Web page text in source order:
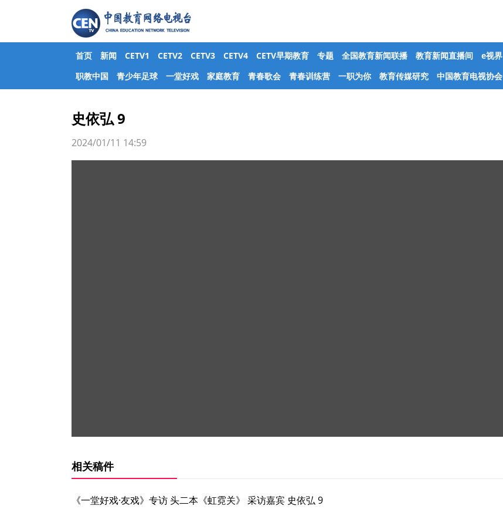
首页 新闻 CETV1 CETV2 CETV3 CETV4 CETV早期教育 专题 全国教育新闻联播 教育新闻直播间 e视界
职教中国
青少年足球 一堂好戏 家庭教育 青春歌会 青春训练营 一职为你 教育传媒研究 中国教育电视协会
史依弘 9
2024/01/11 14:59
相关稿件
《一堂好戏·友戏》专访 头二本《虹霓关》 采访嘉宾 史依弘 9